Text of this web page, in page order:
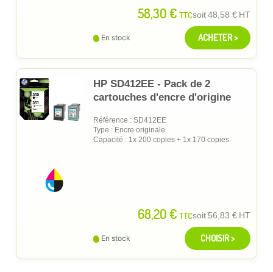
58,30 € TTCsoit48,58 € HT
En stock ACHETER >
HP SD412EE - Pack de 2
cartouches d'encre d'origine
Référence : SD412EE
Type : Encre originale
Capacité : 1x 200 copies + 1x 170 copies
68,20 € TTCsoit 56,83 € HT
En stock CHOISIR >